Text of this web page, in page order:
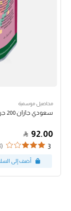
محاصيل موسمية
سعودي جازان 200 جرام
92.00
3
(3)